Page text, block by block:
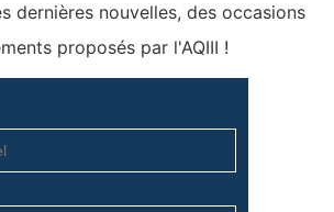
dernières nouvelles, des occasions
proposés par l'AQIII !